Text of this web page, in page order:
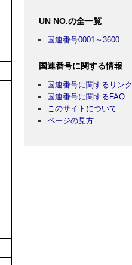
UN NO.の全一覧
国連番号0001～3600
国連番号に関する情報
国連番号に関するリンク
国連番号に関するFAQ
このサイトについて
ページの見方